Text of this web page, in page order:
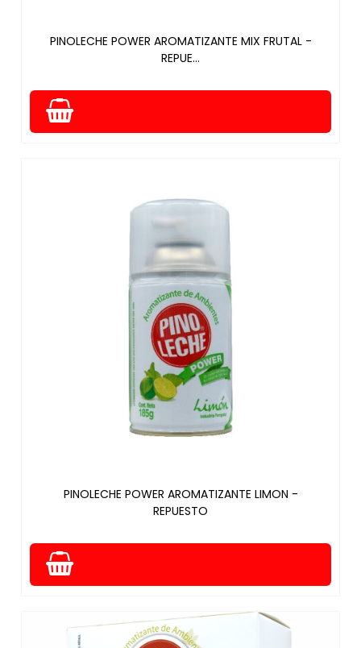
PINOLECHE POWER AROMATIZANTE MIX FRUTAL -
REPUE...
PINOLECHE POWER AROMATIZANTE LIMON -
REPUESTO